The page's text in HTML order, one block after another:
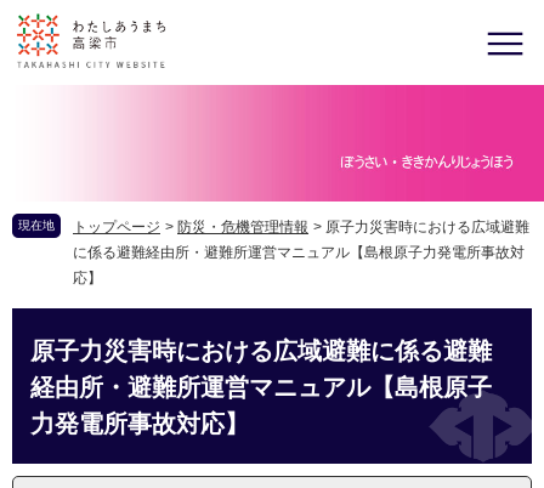
現在地 トップページ > 防災・危機管理情報 > 原子力災害時における広域避難
に係る避難経由所・避難所運営マニュアル【島根原子力発電所事故対
応】
原子力災害時における広域避難に係る避難
経由所・避難所運営マニュアル【島根原子
力発電所事故対応】